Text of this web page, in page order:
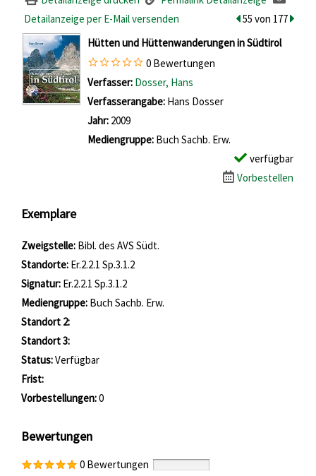
Detailanzeige per E-Mail versenden
zum vorherigen
55 von 177zum
wird in neuem Tab geöffnet
Hütten und Hüttenwanderungen in Südtirol
0 Bewertungen
Verfasser: Suche nach diesem Verfasser
Dosser, Hans
Verfasserangabe: Hans Dosser
Jahr: 2009
Mediengruppe: Buch Sachb. Erw.
verfügbar
Vorbestellen
Exemplare
Zweigstelle: Bibl. des AVS Südt.
Standorte: Er.2.2.1 Sp.3.1.2
Signatur: Er.2.2.1 Sp.3.1.2
Mediengruppe: Buch Sachb. Erw.
Standort 2:
Standort 3:
Status:Verfügbar
Frist:
Vorbestellungen:0
Bewertungen
0 Bewertungen